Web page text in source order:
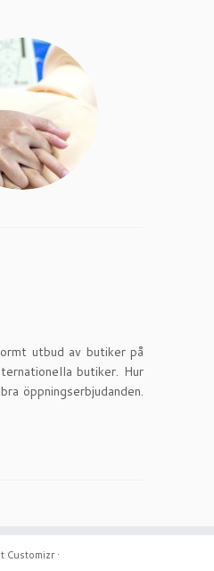
utbud av butiker på
butiker. Hur
öppningserbjudanden.
Customizr·